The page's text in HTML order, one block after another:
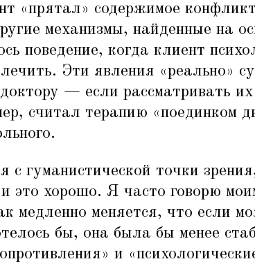
«прятал» содержимое
механизмы, найденные на
поведение, когда клиент
Эти явления «реально»
— если рассматривать
считал терапию «поединком
с гуманистической точки
это хорошо. Я часто говорю
медленно меняется, что если
бы, она была бы менее
и «